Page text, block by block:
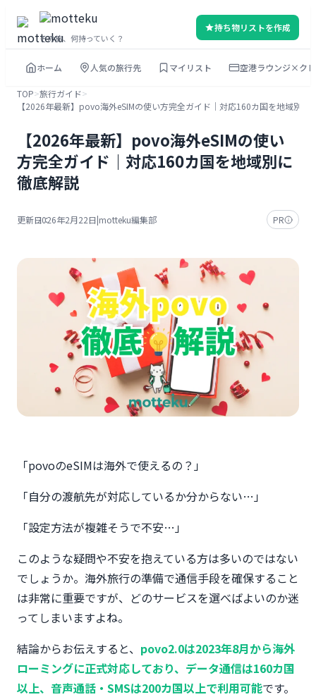
を
その旅、何持っていく？
持ち物リストを作成
ホーム 人気の旅行先 マイリスト 空港ラウンジ×ク
TOP>旅行ガイド>
【2026年最新】povo海外eSIMの使い方完全ガイド｜対応160カ国を地域別に
【2026年最新】povo海外eSIMの使い
方完全ガイド｜対応160カ国を地域別に
徹底解説
更新日：2026年2月22日|motteku編集部 PR
「povoのeSIMは海外で使えるの？」
「自分の渡航先が対応しているか分からない…」
「設定方法が複雑そうで不安…」
このような疑問や不安を抱えている方は多いのではない
でしょうか。海外旅行の準備で通信手段を確保すること
は非常に重要ですが、どのサービスを選べばよいのか迷
ってしまいますよね。
結論からお伝えすると、 povo2.0は2023年8月から海外
ローミングに正式対応しており、データ通信は160カ国
以上、音声通話・SMSは200カ国以上で利用可能です。